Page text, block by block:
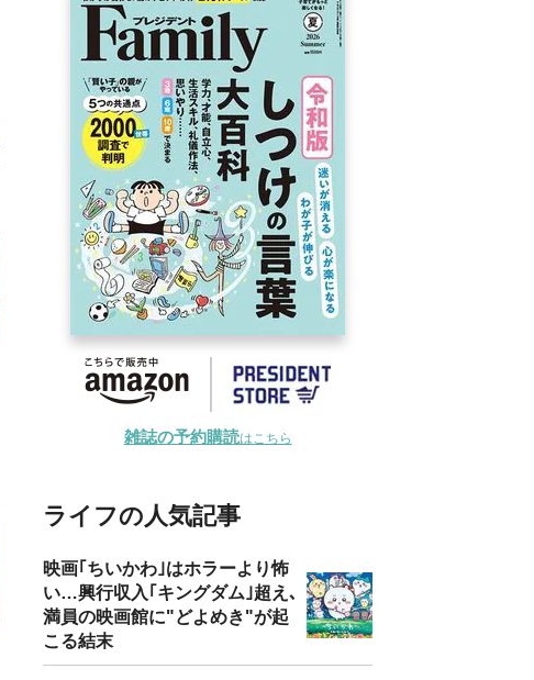
雑誌の予約購読はこちら
ライフの人気記事
映画｢ちいかわ｣はホラーより怖
い…興行収入｢キングダム｣超え､
満員の映画館に"どよめき"が起
こる結末